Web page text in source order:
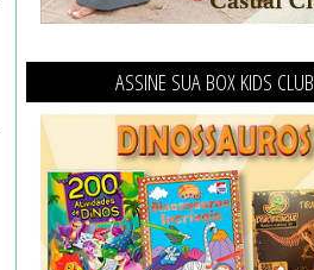
ASSINE SUA BOX KIDS CLUB